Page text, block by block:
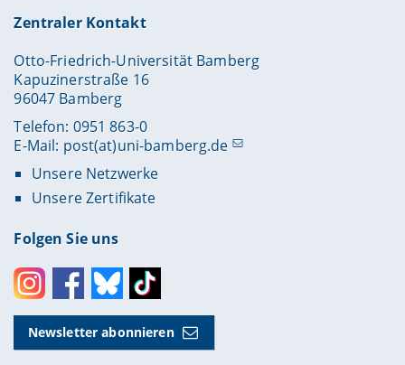
Zentraler Kontakt
Otto-Friedrich-Universität Bamberg
Kapuzinerstraße 16
96047 Bamberg
Telefon: 0951 863-0
E-Mail: post(at)uni-bamberg.de
Unsere Netzwerke
Unsere Zertifikate
Folgen Sie uns
InstagramFacebookBlueskyToktok
Newsletter abonnieren